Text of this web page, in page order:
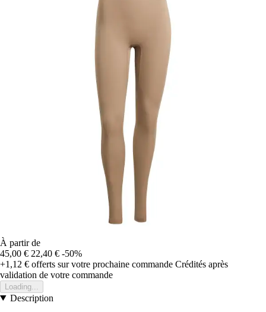
À partir de
45,00 € 22,40 € -50%
+1,12 € offerts sur votre prochaine commande Crédités après
validation de votre commande
Loading...
Description